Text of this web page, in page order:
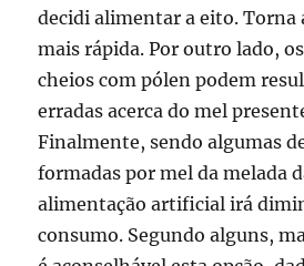
decidi alimentar a eito. Torna
mais rápida. Por outro lado,
cheios com pólen podem
erradas acerca do mel
Finalmente, sendo algumas
formadas por mel da melada
alimentação artificial irá
consumo. Segundo alguns,